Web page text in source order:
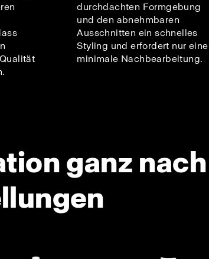
durchdachten Formgebung
und den abnehmbaren
Ausschnitten ein schnelles
Styling und erfordert nur eine
minimale Nachbearbeitung.
ganz nach